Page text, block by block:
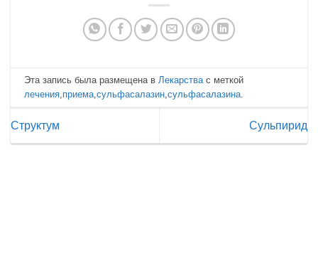
Эта запись была размещена в Лекарства с меткой
лечения приема ,сульфасалазин ,сульфасалазина
Структум Сульпирид